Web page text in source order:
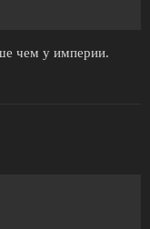
чем у империи.